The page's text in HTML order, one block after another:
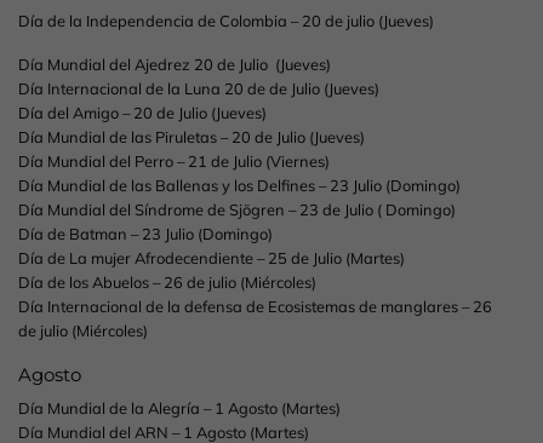
Día de la Independencia de Colombia – 20 de julio (Jueves)
Día Mundial del Ajedrez 20 de Julio (Jueves)
Día Internacional de la Luna 20 de de Julio (Jueves)
Día del Amigo – 20 de Julio (Jueves)
Día Mundial de las Piruletas – 20 de Julio (Jueves)
Día Mundial del Perro – 21 de Julio (Viernes)
Día Mundial de las Ballenas y los Delfines – 23 Julio (Domingo)
Día Mundial del Síndrome de Sjögren – 23 de Julio ( Domingo)
Día de Batman – 23 Julio (Domingo)
Día de La mujer Afrodecendiente – 25 de Julio (Martes)
Día de los Abuelos – 26 de julio (Miércoles)
Día Internacional de la defensa de Ecosistemas de manglares – 26
de julio (Miércoles)
Agosto
Día Mundial de la Alegría – 1 Agosto (Martes)
Día Mundial del ARN – 1 Agosto (Martes)